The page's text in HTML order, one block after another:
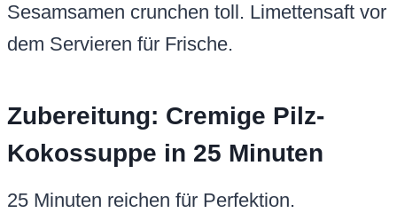
Sesamsamen crunchen toll. Limettensaft vor
dem Servieren für Frische.
Zubereitung: Cremige Pilz-
Kokossuppe in 25 Minuten
25 Minuten reichen für Perfektion.